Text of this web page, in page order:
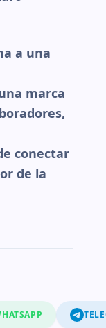
a una
marca
conectar
de la